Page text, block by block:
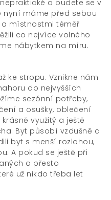
a budete se v
nyní máme před sebou
místnostmi téměř
co nejvíce volného
nábytkem na míru.
ke stropu. Vznikne nám
do nejvyšších
sezónní potřeby,
a osušky, oblečení
využitý a ještě
Byt působí vzdušně a
byt s menší rozlohou,
A pokud se ještě při
a přesto
už nikdo třeba let